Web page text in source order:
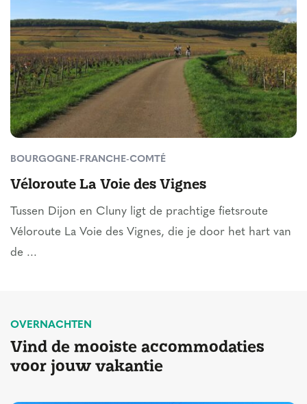
BOURGOGNE-FRANCHE-COMTÉ
Véloroute La Voie des Vignes
Tussen Dijon en Cluny ligt de prachtige fietsroute
Véloroute La Voie des Vignes, die je door het hart van
de ...
OVERNACHTEN
Vind de mooiste accommodaties
voor jouw vakantie